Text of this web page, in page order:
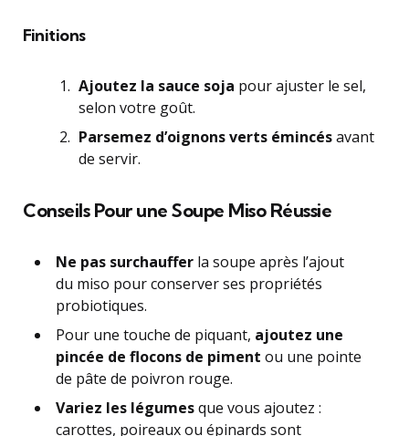
Finitions
Ajoutez la sauce soja pour ajuster le sel,
selon votre goût.
Parsemez d’oignons verts émincésavant
de servir.
Conseils Pour une Soupe Miso Réussie
Ne pas surchauffer la soupe après l’ajout
du miso pour conserver ses propriétés
probiotiques.
Pour une touche de piquant, ajoutez une
pincée de flocons de piment ou une pointe
de pâte de poivron rouge.
Variez les légumesque vous ajoutez :
carottes, poireaux ou épinards sont